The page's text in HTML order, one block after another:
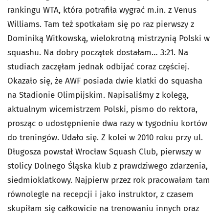
rankingu WTA, która potrafiła wygrać m.in. z Venus
Williams. Tam też spotkałam się po raz pierwszy z
Dominiką Witkowską, wielokrotną mistrzynią Polski w
squashu. Na dobry początek dostałam… 3:21. Na
studiach zaczęłam jednak odbijać coraz częściej.
Okazało się, że AWF posiada dwie klatki do squasha
na Stadionie Olimpijskim. Napisaliśmy z kolegą,
aktualnym wicemistrzem Polski, pismo do rektora,
prosząc o udostępnienie dwa razy w tygodniu kortów
do treningów. Udało się. Z kolei w 2010 roku przy ul.
Długosza powstał Wrocław Squash Club, pierwszy w
stolicy Dolnego Śląska klub z prawdziwego zdarzenia,
siedmioklatkowy. Najpierw przez rok pracowałam tam
równolegle na recepcji i jako instruktor, z czasem
skupiłam się całkowicie na trenowaniu innych oraz